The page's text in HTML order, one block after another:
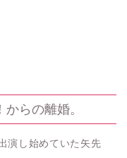
らの離婚。
演し始めていた矢先